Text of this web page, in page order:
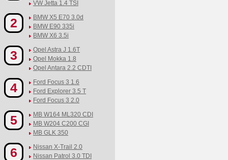
VW Jetta 1.4 TSI
2
BMW X5 E70 3.0d
BMW E90 335i
BMW X6 3.5i
3
Opel Astra J 1.6T
Opel Mokka 1.8
Opel Antara 2.2 CDTI
4
Ford Focus 3 1.6
Ford Explorer 3.5 T
Ford Focus 3 2.0
5
MB W164 ML320 CDI
MB W204 C200 CGI
MB GLK 350
6
Nissan X-Trail 2.0
Nissan Patrol 3.0 TDI